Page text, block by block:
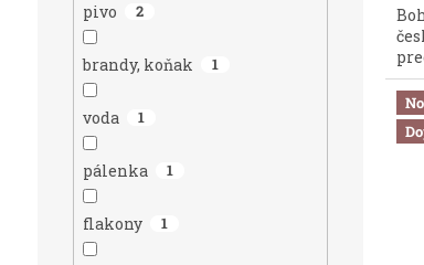
pivo 2
brandy, koňak 1
voda 1
pálenka 1
flakony 1